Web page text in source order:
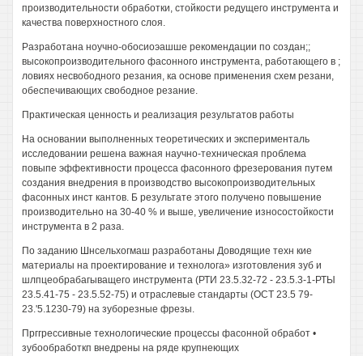
производительности обработки, стойкости редущего инструмента и
качества поверхностного слоя.
Разработана ноучно-обосиоэашше рекомендации по создан;;
высокопроизводительного фасонного инструмента, работающего в ;
ловиях несвободного резания, ка основе применения схем резани,
обеспечивающих свободное резание.
Практическая ценность и реализация результатов работы
На основании выполненных теоретических и эксперименталь
исследовании решена важная научно-техническая проблема
повыпе эффективности процесса фасонного фрезерования путем
создания внедрения в производство высокопроизводительных
фасонных инст кантов. Б результате этого получено повышение
производительно на 30-40 % и выше, увеличение износостойкости
инструмента в 2 раза.
По заданию Шнсельхогмаш разработаны Доводящие техн кие
материалы на проектирование и технолога» изготовления зуб и
шлпцеобрабагыващего инструмента (РТИ 23.5.32-72 - 23.5.3-1-РТЫ
23.5.41-75 - 23.5.52-75) и отраслевые стандарты (ОСТ 23.5 79-
23.'5.1230-79) на зуборезные фрезы.
Прггрессивные технологические процессы фасонной обработ •
зубообработкп внедрены на ряде крупнеющих